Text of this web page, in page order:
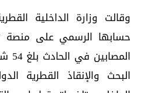
وقالت وزارة الداخلية
حسابها الرسمي على
البحث والإنقاذ القطرية